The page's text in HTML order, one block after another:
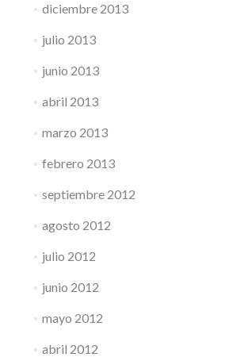
diciembre 2013
julio 2013
junio 2013
abril 2013
marzo 2013
febrero 2013
septiembre 2012
agosto 2012
julio 2012
junio 2012
mayo 2012
abril 2012